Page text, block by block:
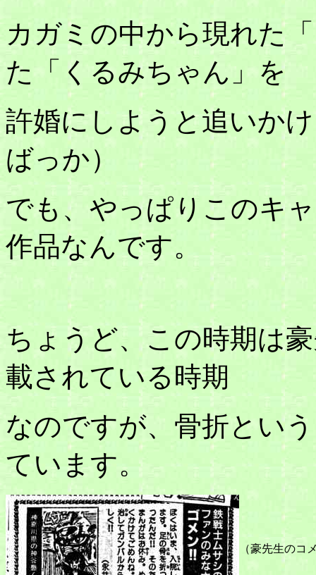
カガミの中から現れた
た「くるみちゃん」を
許婚にしようと追いか
ばっか）
でも、やっぱりこのキ
作品なんです。
ちょうど、この時期は
載されている時期
なのですが、骨折とい
ています。
（豪先生のコ